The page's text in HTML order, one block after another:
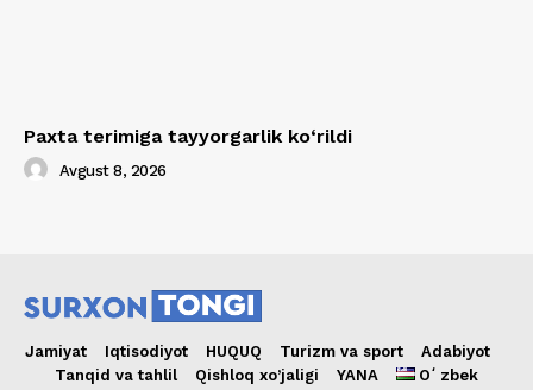
Paxta terimiga tayyorgarlik ko‘rildi
Avgust 8, 2026
Jamiyat Iqtisodiyot HUQUQ Turizm va sport
Adabiyot
Tanqid va tahlil
Qishloq xo’jaligi YANA Oʻzbek